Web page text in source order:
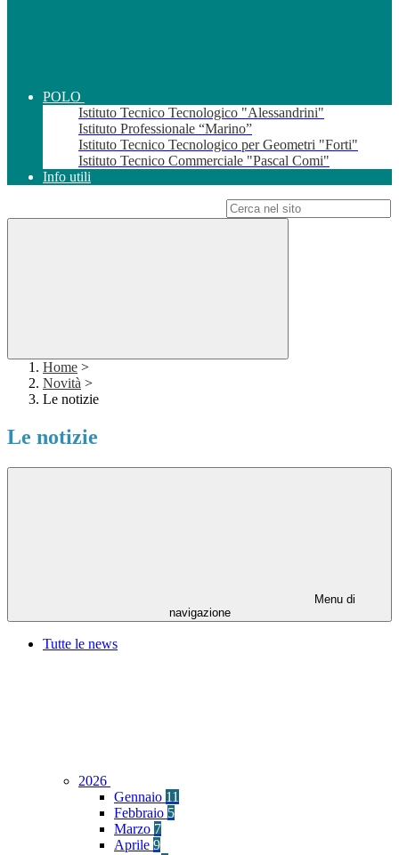
POLO
Istituto Tecnico Tecnologico "Alessandrini"
Istituto Professionale “Marino”
Istituto Tecnico Tecnologico per Geometri "Forti"
Istituto Tecnico Commerciale "Pascal Comi"
Info utili
Home >
Novità >
Le notizie
Le notizie
Menu di
navigazione
Tutte le news
2026
Gennaio 11
Febbraio 5
Marzo 7
Aprile 9